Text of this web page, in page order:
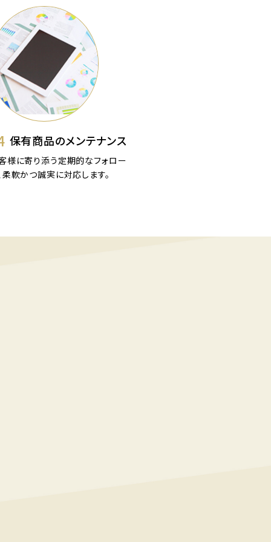
保有商品のメンテナンス
様に寄り添う定期的なフォロー
柔軟かつ誠実に対応します。